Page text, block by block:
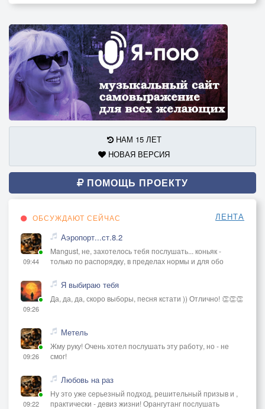
НАМ 15 ЛЕТ
НОВАЯ ВЕРСИЯ
ПОМОЩЬ ПРОЕКТУ
ОБСУЖДАЮТ СЕЙЧАС ЛЕНТА
09:44
Аэропорт...ст.8.2
Mangust, не, захотелось тебя послушать... коньяк -
только по распорядку, в пределах нормы и для обо
09:26
Я выбираю тебя
Да, да, да, скоро выборы, песня кстати )) Отлично! 👏👏👏
09:26
Метель
Жму руку! Очень хотел послушать эту работу, но - не
смог!
09:22
Любовь на раз
Ну это уже серьезный подход, решительный призыв и ,
практически - девиз жизни! Орангутанг послушать